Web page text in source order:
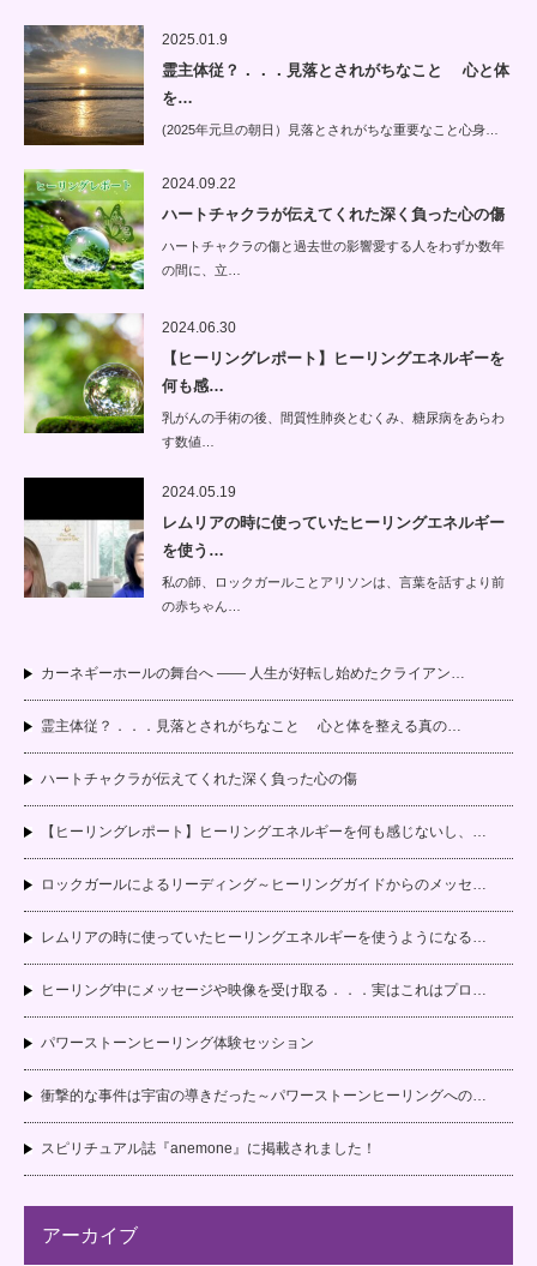
2025.01.9
霊主体従？．．．見落とされがちなこと 心と体
を…
(2025年元旦の朝日）見落とされがちな重要なこと心身…
2024.09.22
ハートチャクラが伝えてくれた深く負った心の傷
ハートチャクラの傷と過去世の影響愛する人をわずか数年
の間に、立…
2024.06.30
【ヒーリングレポート】ヒーリングエネルギーを
何も感…
乳がんの手術の後、間質性肺炎とむくみ、糖尿病をあらわ
す数値…
2024.05.19
レムリアの時に使っていたヒーリングエネルギー
を使う…
私の師、ロックガールことアリソンは、言葉を話すより前
の赤ちゃん…
カーネギーホールの舞台へ —— 人生が好転し始めたクライアン…
霊主体従？．．．見落とされがちなこと 心と体を整える真の…
ハートチャクラが伝えてくれた深く負った心の傷
【ヒーリングレポート】ヒーリングエネルギーを何も感じないし、…
ロックガールによるリーディング～ヒーリングガイドからのメッセ…
レムリアの時に使っていたヒーリングエネルギーを使うようになる…
ヒーリング中にメッセージや映像を受け取る．．．実はこれはプロ…
パワーストーンヒーリング体験セッション
衝撃的な事件は宇宙の導きだった～パワーストーンヒーリングへの…
スピリチュアル誌『anemone』に掲載されました！
アーカイブ